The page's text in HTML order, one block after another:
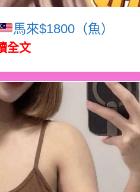
馬來$1800（魚）
全文